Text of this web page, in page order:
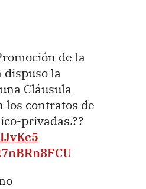
de la
la
Cláusula
contratos de
privadas.??